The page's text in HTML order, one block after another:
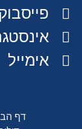
אימייל
דף